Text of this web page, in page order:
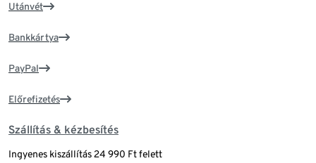
Utánvét
Bankkártya
PayPal
Előrefizetés
Szállítás & kézbesítés
Ingyenes kiszállítás 24 990 Ft felett